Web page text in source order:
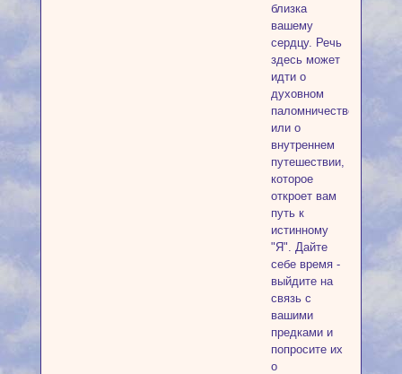
близка
вашему
сердцу. Речь
здесь может
идти о
духовном
паломничестве
или о
внутреннем
путешествии,
которое
откроет вам
путь к
истинному
"Я". Дайте
себе время -
выйдите на
связь с
вашими
предками и
попросите их
о